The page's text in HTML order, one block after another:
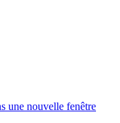
une nouvelle fenêtre